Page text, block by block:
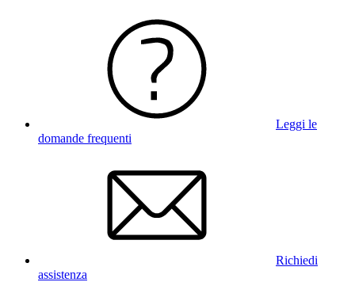
Leggi le
domande frequenti
Richiedi
assistenza